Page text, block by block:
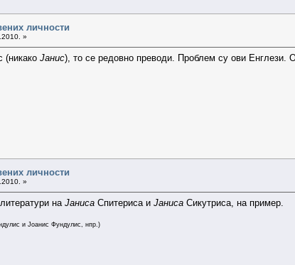
личности
»
(никако Јанис), то се редовно преводи. Проблем су ови Енглези.
личности
»
на Јаниса Спитериса и Јаниса Сикутриса, на пример.
и Јоанис Фундулис, нпр.)